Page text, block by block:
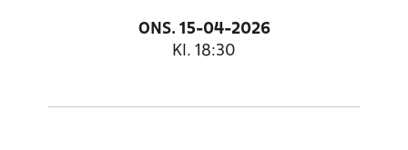
ONS. 15-04-2026
Kl. 18:30